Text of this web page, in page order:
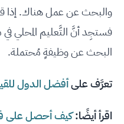
والبحث عن عمل هناك. إذا
فستجِد أنَّ التَّعليم المحلي
البحث عن وظيفةٍ مُحتملة.
تعرَّف علىأفضل الدول
اقرأ أيضًا:كيف أحصل على